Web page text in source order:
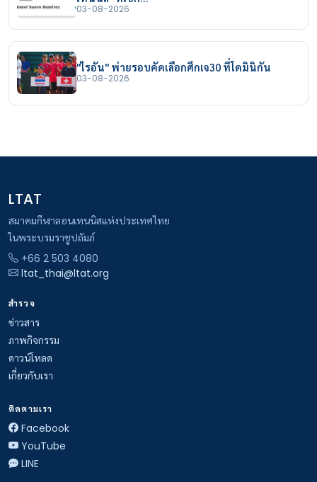
03-08-2026
"ไรอัน" พ่ายรอบคัดเลือกศึกเจ30 ที่โดมินิกัน
03-08-2026
LTAT
สมาคมกีฬาลอนเทนนิสแห่งประเทศไทย
ในพระบรมราชูปถัมภ์
+66 2 503 4080
ltat_thai@ltat.org
สำรวจ
ข่าวสาร
ภาพกิจกรรม
ดาวน์โหลด
เกี่ยวกับเรา
ติดตามเรา
Facebook
YouTube
LINE